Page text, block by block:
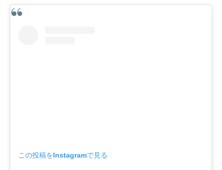
この投稿をInstagramで見る